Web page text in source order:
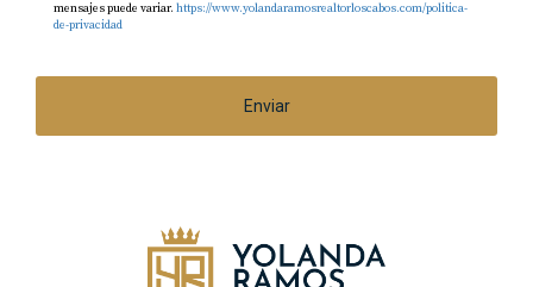
mensajes puede variar. https://www.yolandaramosrealtorloscabos.com/politica-
de-privacidad
Enviar